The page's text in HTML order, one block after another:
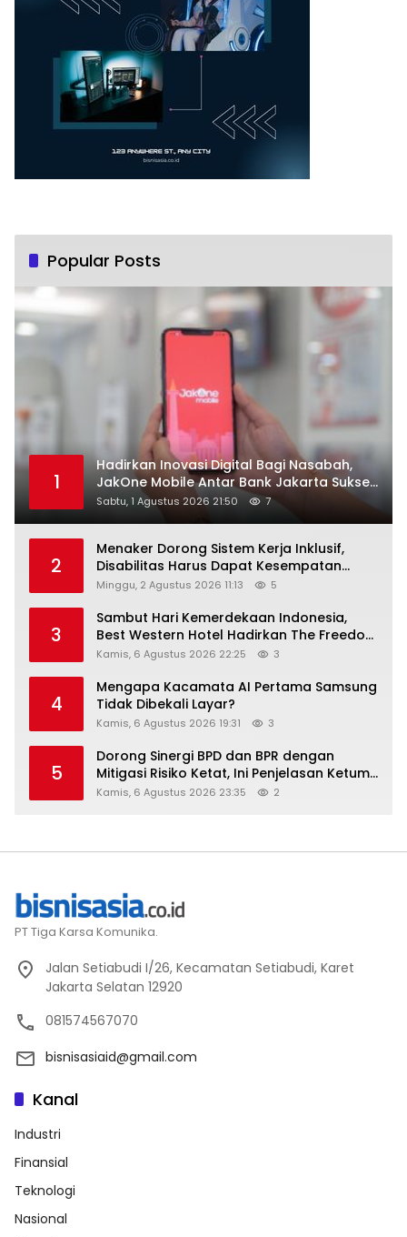
Popular Posts
1
Hadirkan Inovasi Digital Bagi Nasabah,
JakOne Mobile Antar Bank Jakarta Sukses
Raih Digital Excellence Awards 2026
Sabtu, 1 Agustus 2026 21:50 7
2
Menaker Dorong Sistem Kerja Inklusif,
Disabilitas Harus Dapat Kesempatan
Setara
Minggu, 2 Agustus 2026 11:13 5
3
Sambut Hari Kemerdekaan Indonesia,
Best Western Hotel Hadirkan The Freedom
Stay Diskon Hingga 45%
Kamis, 6 Agustus 2026 22:25 3
4
Mengapa Kacamata AI Pertama Samsung
Tidak Dibekali Layar?
Kamis, 6 Agustus 2026 19:31 3
5
Dorong Sinergi BPD dan BPR dengan
Mitigasi Risiko Ketat, Ini Penjelasan Ketum
Asbanda
Kamis, 6 Agustus 2026 23:35 2
PT Tiga Karsa Komunika.
Jalan Setiabudi I/26, Kecamatan Setiabudi, Karet
Jakarta Selatan 12920
081574567070
bisnisasiaid@gmail.com
Kanal
Industri
Finansial
Teknologi
Nasional